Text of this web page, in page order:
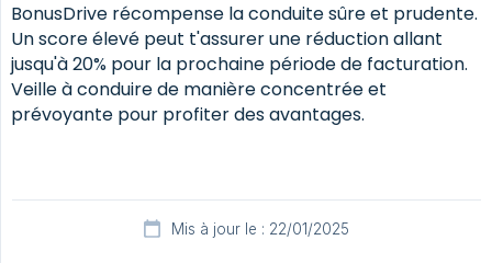
BonusDrive récompense la conduite sûre et prudente.
Un score élevé peut t'assurer une réduction allant
jusqu'à 20% pour la prochaine période de facturation.
Veille à conduire de manière concentrée et
prévoyante pour profiter des avantages.
Mis à jour le : 22/01/2025